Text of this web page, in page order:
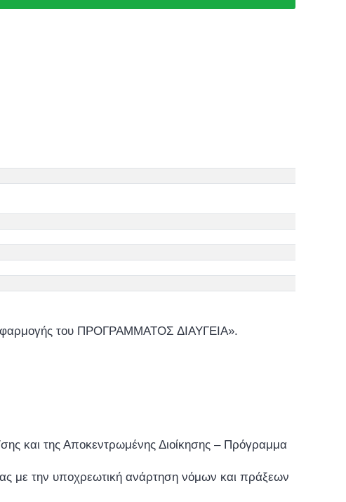
εφαρμογής του ΠΡΟΓΡΑΜΜΑΤΟΣ ΔΙΑΥΓΕΙΑ».
και της Αποκεντρωμένης Διοίκησης – Πρόγραμμα
με την υποχρεωτική ανάρτηση νόμων και πράξεων